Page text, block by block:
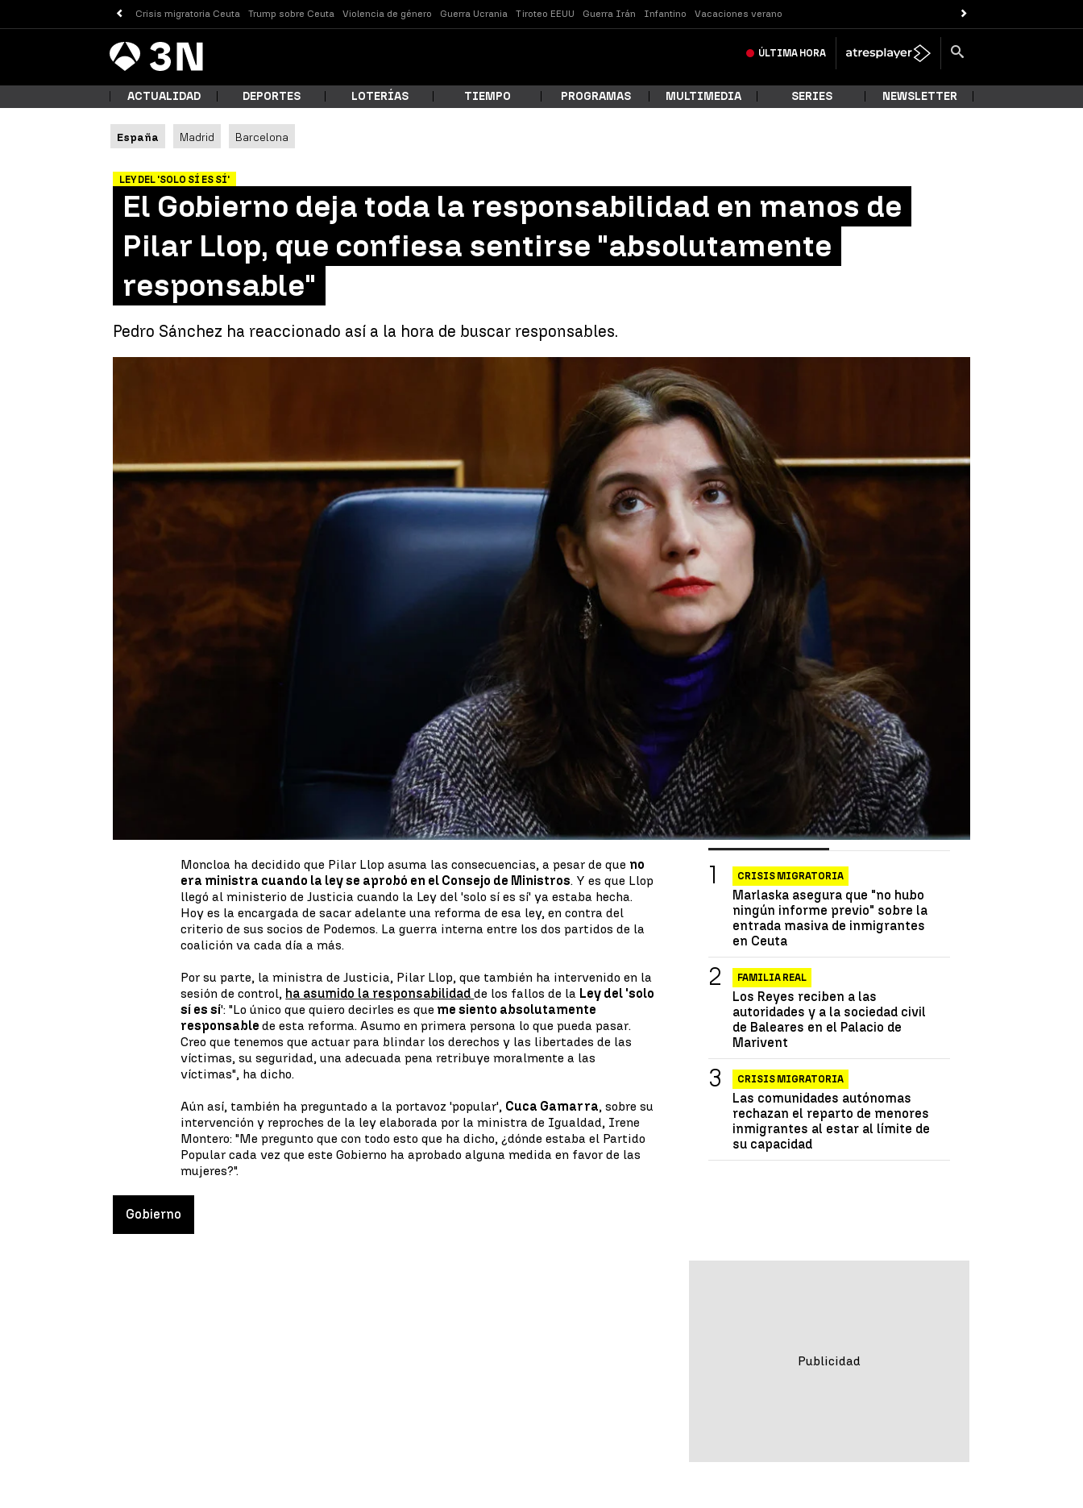
Crisis migratoria Ceuta Trump sobre Ceuta Violencia de género Guerra Ucrania Tiroteo EEUU Guerra Irán Infantino Vacaciones verano
Antena
3 Noticias ÚLTIMA HORA
¿Qué estás buscando?
Buscar
ACTUALIDAD DEPORTES LOTERÍAS TIEMPO PROGRAMAS MULTIMEDIA SERIES NEWSLETTER
España Madrid Barcelona
LEY DEL 'SOLO SÍ ES SÍ'
El Gobierno deja toda la responsabilidad en manos de
Pilar Llop, que confiesa sentirse "absolutamente
responsable"
Pedro Sánchez ha reaccionado así a la hora de buscar responsables.
El Gobierno deja toda la responsabilidad en manos de Pilar Llop que confiesa sentirse "absolutamente responsable" |
Publicado:08 de febrero de 2023, 23:05 WhatsappFacebook Linkedin
La polémica por la continúa y parece que
. Preguntado ante estas
responsabilidades políticas que derivan de una ley fallida, Pedro Sánchez ha
respondido enumerando una larga lista de aspectos de los que sí asume la
responsabilidad, como "de haber subido el salario mínimo interprofesional". Sin
embargo, en esa lista no ha aparecido la polémica Ley del 'solo sí es sí'.
El presidente del Gobierno ha eludido asumir la responsabilidad política por el
fiasco de la Ley del 'solo sí es sí'. De hecho, Moncloa ha establecido que ese papel
a la ministra de Justicia, Pilar Llop.
Moncloa ha decidido que Pilar Llop asuma las consecuencias, a pesar de que no
era ministra cuando la ley se aprobó en el Consejo de Ministros. Y es que Llop
llegó al ministerio de Justicia cuando la Ley del 'solo sí es sí' ya estaba hecha.
Hoy es la encargada de sacar adelante una reforma de esa ley, en contra del
criterio de sus socios de Podemos. La guerra interna entre los dos partidos de la
coalición va cada día a más.
Por su parte, la ministra de Justicia, Pilar Llop, que también ha intervenido en la
sesión de control, ha asumido la responsabilidadde los fallos de la Ley del 'solo
sí es sí': "Lo único que quiero decirles es que me siento absolutamente
responsablede esta reforma. Asumo en primera persona lo que pueda pasar.
Creo que tenemos que actuar para blindar los derechos y las libertades de las
víctimas, su seguridad, una adecuada pena retribuye moralmente a las
víctimas", ha dicho.
Aún así, también ha preguntado a la portavoz 'popular', Cuca Gamarra, sobre su
intervención y reproches de la ley elaborada por la ministra de Igualdad, Irene
Montero: "Me pregunto que con todo esto que ha dicho, ¿dónde estaba el Partido
Popular cada vez que este Gobierno ha aprobado alguna medida en favor de las
mujeres?".
Gobierno
Las más vistas Lo último
CRISIS MIGRATORIA
Marlaska asegura que "no hubo
ningún informe previo" sobre la
entrada masiva de inmigrantes
en Ceuta
FAMILIA REAL
Los Reyes reciben a las
autoridades y a la sociedad civil
de Baleares en el Palacio de
Marivent
CRISIS MIGRATORIA
Las comunidades autónomas
rechazan el reparto de menores
inmigrantes al estar al límite de
su capacidad